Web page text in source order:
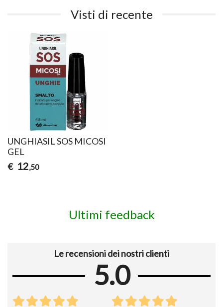
Visti di recente
UNGHIASIL SOS MICOSI
GEL
€ 12,50
Ultimi feedback
Le recensioni dei nostri clienti
5.0